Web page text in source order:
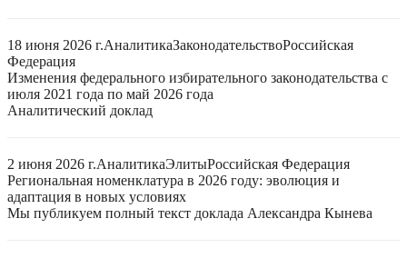
18 июня 2026 г.АналитикаЗаконодательствоРоссийская
Федерация
Изменения федерального избирательного законодательства с
июля 2021 года по май 2026 года
Аналитический доклад
2 июня 2026 г.АналитикаЭлитыРоссийская Федерация
Региональная номенклатура в 2026 году: эволюция и
адаптация в новых условиях
Мы публикуем полный текст доклада Александра Кынева